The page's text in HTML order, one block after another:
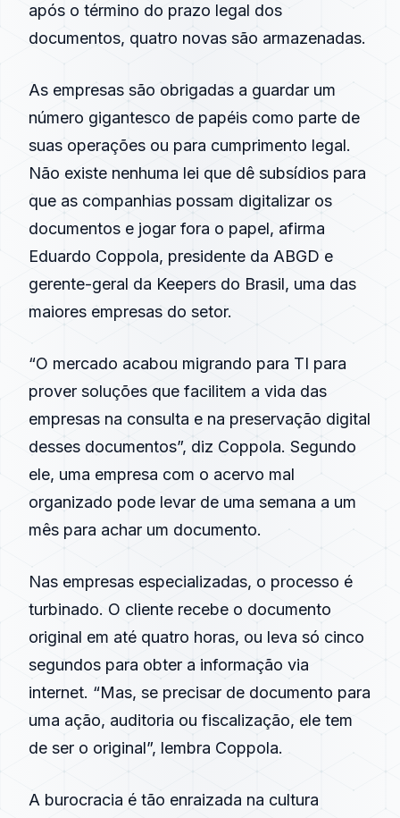
após o término do prazo legal dos
documentos, quatro novas são armazenadas.
As empresas são obrigadas a guardar um
número gigantesco de papéis como parte de
suas operações ou para cumprimento legal.
Não existe nenhuma lei que dê subsídios para
que as companhias possam digitalizar os
documentos e jogar fora o papel, afirma
Eduardo Coppola, presidente da ABGD e
gerente-geral da Keepers do Brasil, uma das
maiores empresas do setor.
“O mercado acabou migrando para TI para
prover soluções que facilitem a vida das
empresas na consulta e na preservação digital
desses documentos”, diz Coppola. Segundo
ele, uma empresa com o acervo mal
organizado pode levar de uma semana a um
mês para achar um documento.
Nas empresas especializadas, o processo é
turbinado. O cliente recebe o documento
original em até quatro horas, ou leva só cinco
segundos para obter a informação via
internet. “Mas, se precisar de documento para
uma ação, auditoria ou fiscalização, ele tem
de ser o original”, lembra Coppola.
A burocracia é tão enraizada na cultura